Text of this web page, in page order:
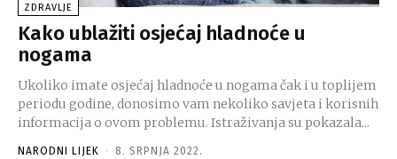
ZDRAVLJE
Kako ublažiti osjećaj hladnoće u
nogama
Ukoliko imate osjećaj hladnoće u nogama čak i u toplijem
periodu godine, donosimo vam nekoliko savjeta i korisnih
informacija o ovom problemu. Istraživanja su pokazala...
NARODNI LIJEK - 8. SRPNJA 2022.